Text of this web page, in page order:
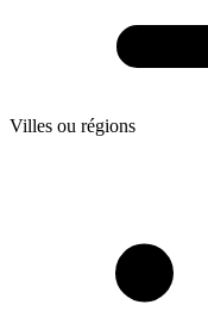
Villes ou régions